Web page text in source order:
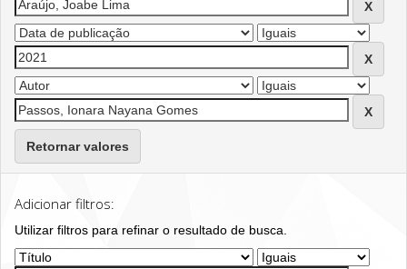
Retornar valores
Adicionar filtros:
Utilizar filtros para refinar o resultado de busca.